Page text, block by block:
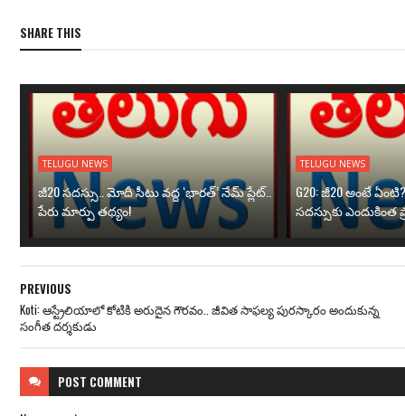
SHARE THIS
TELUGU NEWS
జీ20 సదస్సు.. మోదీ సీటు వద్ద ‘భారత్’ నేమ్ ప్లేట్‌..
పేరు మార్పు తథ్యం!
TELUGU NEWS
G20: జీ20 అంటే
సదస్సుకు
PREVIOUS
Koti: ఆస్ట్రేలియాలో కోటికి అరుదైన గౌరవం.. జీవిత సాఫల్య పురస్కారం అందుకున్న
సంగీత దర్శకుడు
POST COMMENT